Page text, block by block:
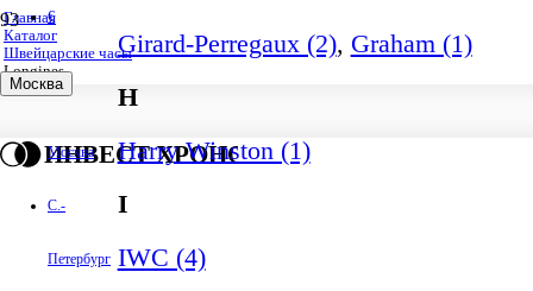
€
Москва
Москва
С.-
Петербург
Girard-Perregaux (2), Graham (1)
H
Harry Winston (1)
I
IWC (4)
ИНВЕСТ ХРОНО
Главная
Каталог
Швейцарские часы
Longines